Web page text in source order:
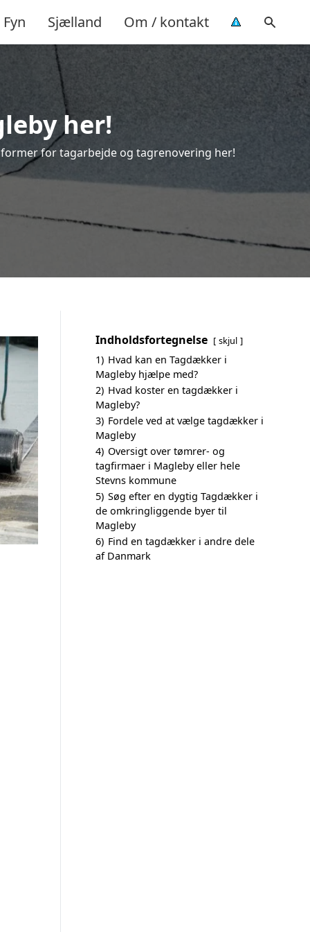
Fyn Sjælland Om / kontakt
her!
for tagarbejde og tagrenovering her!
Indholdsfortegnelse skjul
1) Hvad kan en Tagdækker i
Magleby hjælpe med?
2) Hvad koster en tagdækker i
Magleby?
3) Fordele ved at vælge tagdækker i
Magleby
4) Oversigt over tømrer- og
tagfirmaer i Magleby eller hele
Stevns kommune
5) Søg efter en dygtig Tagdækker i
de omkringliggende byer til
Magleby
6) Find en tagdækker i andre dele
af Danmark